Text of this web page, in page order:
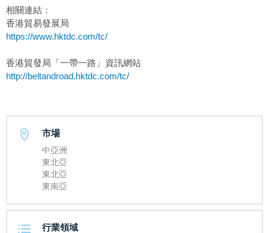
相關連結：
香港貿易發展局
https://www.hktdc.com/tc/
香港貿發局「一帶一路」資訊網站
http://beltandroad.hktdc.com/tc/
市場
中亞洲
東北亞
東北亞
東南亞
行業領域